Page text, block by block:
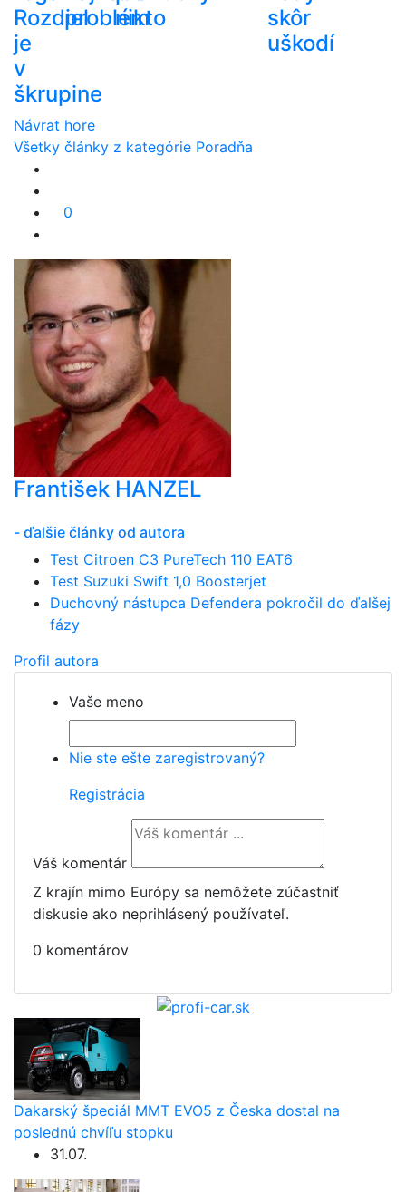
Rozdiel
je
v
škrupine
problém
nikto
skôr
uškodí
Návrat hore
Všetky články z kategórie Poradňa
0
František HANZEL
- ďalšie články od autora
Test Citroen C3 PureTech 110 EAT6
Test Suzuki Swift 1,0 Boosterjet
Duchovný nástupca Defendera pokročil do ďalšej
fázy
Profil autora
Vaše meno
Nie ste ešte zaregistrovaný?
Registrácia
Váš komentár
Z krajín mimo Európy sa nemôžete zúčastniť
diskusie ako neprihlásený používateľ.
0 komentárov
Dakarský špeciál MMT EVO5 z Česka dostal na
poslednú chvíľu stopku
31.07.